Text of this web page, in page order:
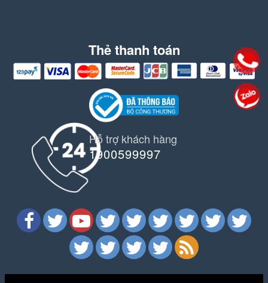
Thẻ thanh toán
Hỗ trợ khách hàng
1900599997